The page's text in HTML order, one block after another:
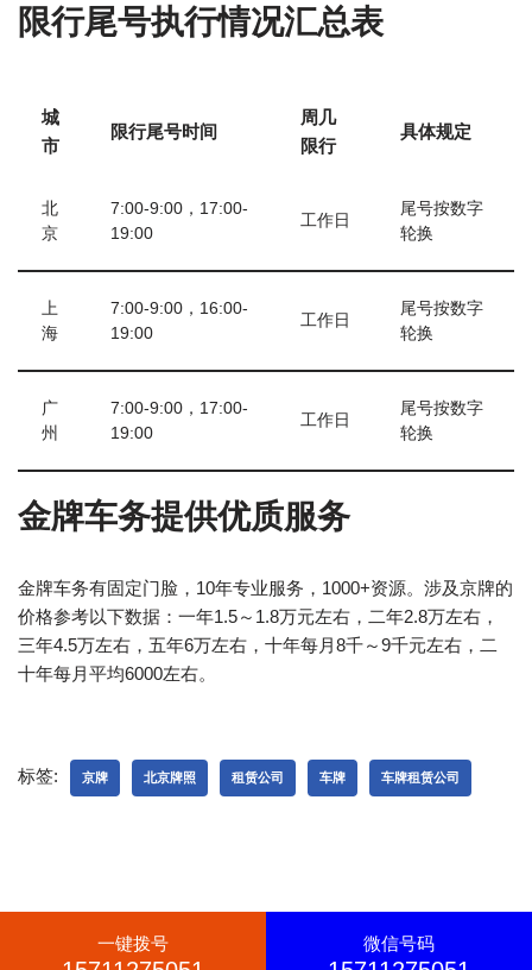
限行尾号执行情况汇总表
城
市
限行尾号时间
周几
限行
具体规定
北
京
7:00-9:00，17:00-
19:00
工作日
尾号按数字
轮换
上
海
7:00-9:00，16:00-
19:00
工作日
尾号按数字
轮换
广
州
7:00-9:00，17:00-
19:00
工作日
尾号按数字
轮换
金牌车务提供优质服务
金牌车务有固定门脸，10年专业服务，1000+资源。涉及京牌的
价格参考以下数据：一年1.5～1.8万元左右，二年2.8万左右，
三年4.5万左右，五年6万左右，十年每月8千～9千元左右，二
十年每月平均6000左右。
标签: 京牌 北京牌照 租赁公司 车牌 车牌租赁公司
一键拨号 微信号码